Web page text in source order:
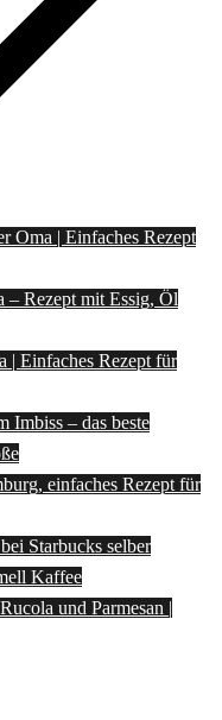
Oma | Einfaches Rezept
– Rezept mit Essig, Öl
| Einfaches Rezept für
Imbiss – das beste
einfaches Rezept für
Starbucks selber
Kaffee
und Parmesan |